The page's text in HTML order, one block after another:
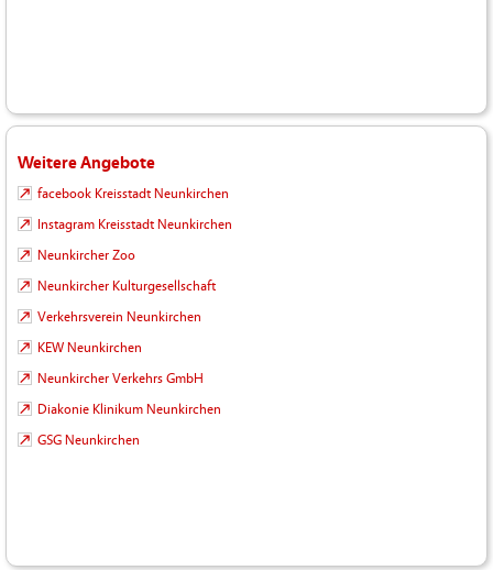
Weitere Angebote
facebook Kreisstadt Neunkirchen
Instagram Kreisstadt Neunkirchen
Neunkircher Zoo
Neunkircher Kulturgesellschaft
Verkehrsverein Neunkirchen
KEW Neunkirchen
Neunkircher Verkehrs GmbH
Diakonie Klinikum Neunkirchen
GSG Neunkirchen